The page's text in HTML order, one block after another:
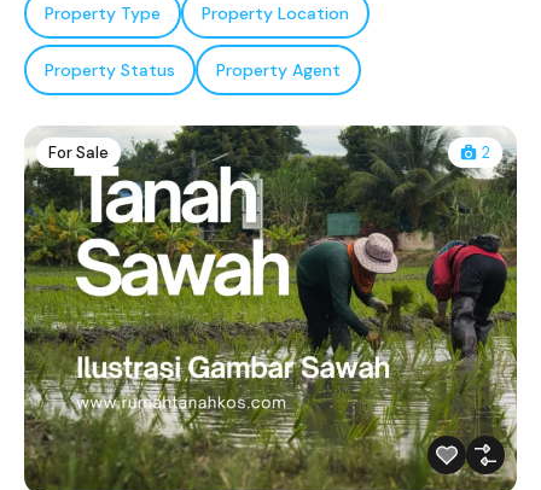
Property Type Property Location
Property Status Property Agent
For Sale 2